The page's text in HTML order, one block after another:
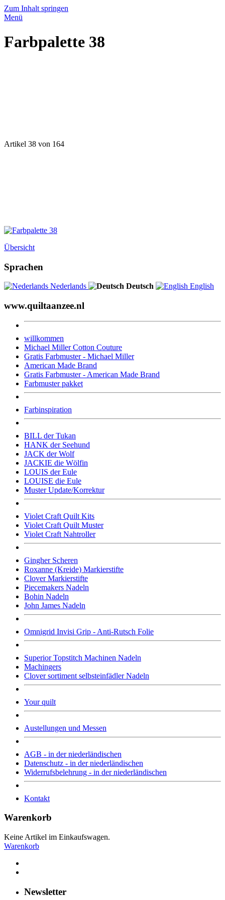
Zum Inhalt springen
Menü
Farbpalette 38
Artikel 38 von 164
Übersicht
Sprachen
Nederlands Deutsch English
www.quiltaanzee.nl
willkommen
Michael Miller Cotton Couture
Gratis Farbmuster - Michael Miller
American Made Brand
Gratis Farbmuster - American Made Brand
Farbmuster pakket
Farbinspiration
BILL der Tukan
HANK der Seehund
JACK der Wolf
JACKIE die Wölfin
LOUIS der Eule
LOUISE die Eule
Muster Update/Korrektur
Violet Craft Quilt Kits
Violet Craft Quilt Muster
Violet Craft Nahtroller
Gingher Scheren
Roxanne (Kreide) Markierstifte
Clover Markierstifte
Piecemakers Nadeln
Bohin Nadeln
John James Nadeln
Omnigrid Invisi Grip - Anti-Rutsch Folie
Superior Topstitch Machinen Nadeln
Machingers
Clover sortiment selbsteinfädler Nadeln
Your quilt
Austellungen und Messen
AGB - in der niederländischen
Datenschutz - in der niederländischen
Widerrufsbelehrung - in der niederländischen
Kontakt
Warenkorb
Keine Artikel im Einkaufswagen.
Warenkorb
Newsletter